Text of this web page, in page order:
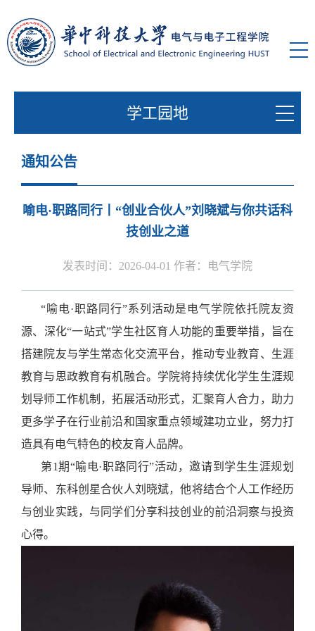
学工园地
通知公告
喻电·职路同行丨“创业合伙人”刘晓斌与你共话科
技创业之道
发表时间：2026-04-01 作者：电气学院
“喻电·职路同行”系列活动是电气学院依托院友资
源、深化“一站式”学生社区育人功能的重要举措，旨在
搭建院友与学生常态化交流平台，推动专业教育、生涯
教育与思政教育有机融合。学院将持续优化学生生涯规
划导师工作机制，拓展活动形式，汇聚育人合力，助力
更多学子在行业前沿和国家重点领域建功立业，努力打
造具有电气特色的校友育人品牌。
第1期“喻电·职路同行”活动，邀请到学生生涯规划
导师、东科创星合伙人刘晓斌，他将结合个人工作经历
与创业实践，与同学们分享科技创业的前沿洞察与投资
心得。